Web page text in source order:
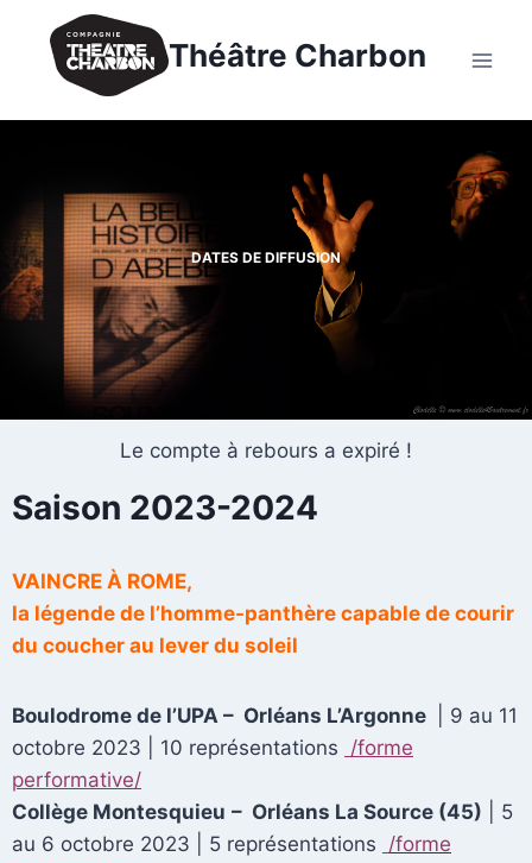
Théâtre Charbon
DATES DE DIFFUSION
Le compte à rebours a expiré !
Saison 2023-2024
VAINCRE À ROME,
la légende de l’homme-panthère capable de courir
du coucher au lever du soleil
Boulodrome de l’UPA – Orléans L’Argonne
| 9 au 11
octobre 2023
10 représentations /forme
performative/
Collège Montesquieu – Orléans La Source (45)
| 5
au 6 octobre 2023
5 représentations /forme